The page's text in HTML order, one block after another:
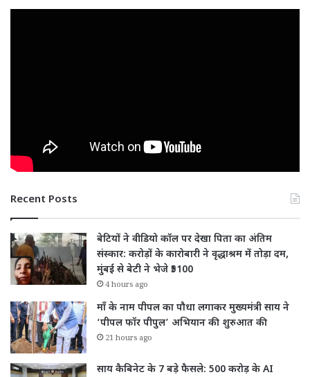
Recent Posts
बेटियों ने वीडियो कॉल पर देखा पिता का अंतिम
संस्कार: करोड़ों के कारोबारी ने वृद्धाश्रम में तोड़ा दम,
मुंबई से बेटी ने भेजे ₹5100
4 hours ago
माँ के नाम पीपल का पौधा लगाकर मुख्यमंत्री साय ने
‘पीपल फॉर पीपुल’ अभियान की शुरुआत की
21 hours ago
साय कैबिनेट के 7 बड़े फैसले: 500 करोड़ के AI